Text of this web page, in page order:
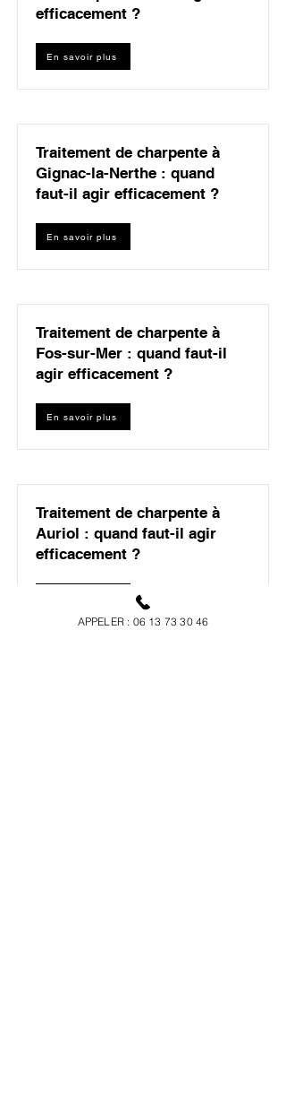
efficacement ?
En savoir plus
Traitement de charpente à
Gignac-la-Nerthe : quand
faut-il agir efficacement ?
En savoir plus
Traitement de charpente à
Fos-sur-Mer : quand faut-il
agir efficacement ?
En savoir plus
Traitement de charpente à
Auriol : quand faut-il agir
efficacement ?
APPELER : 06 13 73 30 46